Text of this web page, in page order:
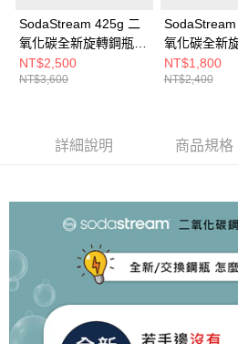
SodaStream 425g 二
氧化碳全新旋轉鋼瓶
(3入組)
NT$2,500
NT$3,600
氧化碳全新
(2入組)
NT$1,800
NT$2,400
詳細說明 商品規格